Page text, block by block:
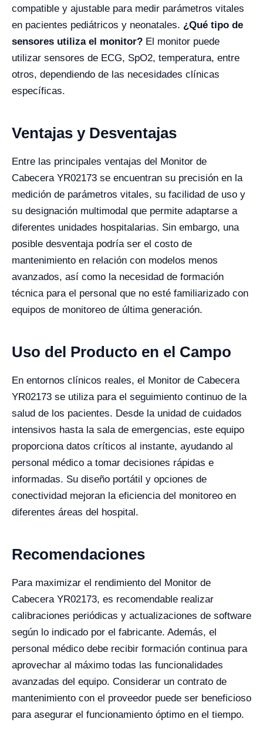
compatible y ajustable para medir parámetros vitales
en pacientes pediátricos y neonatales. ¿Qué tipo de
sensores utiliza el monitor? El monitor puede
utilizar sensores de ECG, SpO2, temperatura, entre
otros, dependiendo de las necesidades clínicas
específicas.
Ventajas y Desventajas
Entre las principales ventajas del Monitor de
Cabecera YR02173 se encuentran su precisión en la
medición de parámetros vitales, su facilidad de uso y
su designación multimodal que permite adaptarse a
diferentes unidades hospitalarias. Sin embargo, una
posible desventaja podría ser el costo de
mantenimiento en relación con modelos menos
avanzados, así como la necesidad de formación
técnica para el personal que no esté familiarizado con
equipos de monitoreo de última generación.
Uso del Producto en el Campo
En entornos clínicos reales, el Monitor de Cabecera
YR02173 se utiliza para el seguimiento continuo de la
salud de los pacientes. Desde la unidad de cuidados
intensivos hasta la sala de emergencias, este equipo
proporciona datos críticos al instante, ayudando al
personal médico a tomar decisiones rápidas e
informadas. Su diseño portátil y opciones de
conectividad mejoran la eficiencia del monitoreo en
diferentes áreas del hospital.
Recomendaciones
Para maximizar el rendimiento del Monitor de
Cabecera YR02173, es recomendable realizar
calibraciones periódicas y actualizaciones de software
según lo indicado por el fabricante. Además, el
personal médico debe recibir formación continua para
aprovechar al máximo todas las funcionalidades
avanzadas del equipo. Considerar un contrato de
mantenimiento con el proveedor puede ser beneficioso
para asegurar el funcionamiento óptimo en el tiempo.